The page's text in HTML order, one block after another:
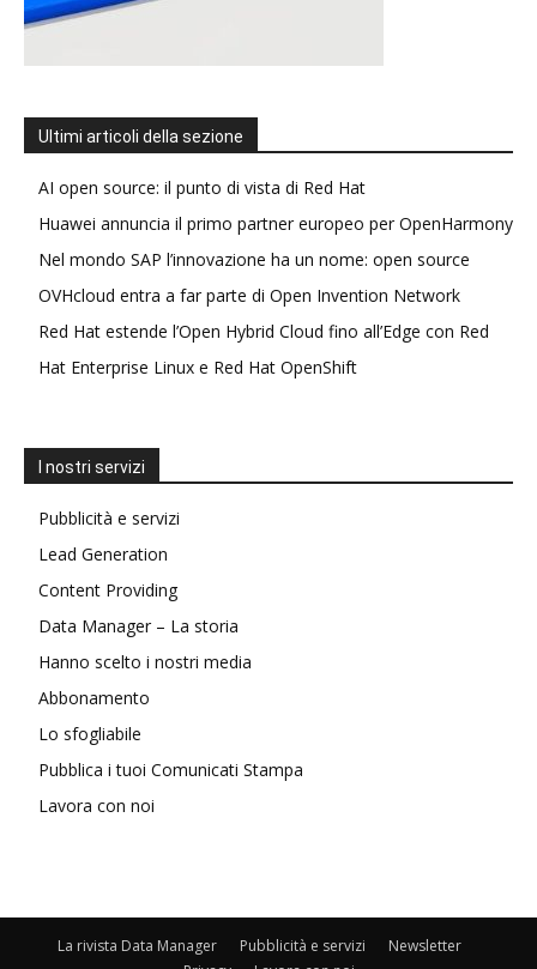
Ultimi articoli della sezione
AI open source: il punto di vista di Red Hat
Huawei annuncia il primo partner europeo per OpenHarmony
Nel mondo SAP l’innovazione ha un nome: open source
OVHcloud entra a far parte di Open Invention Network
Red Hat estende l’Open Hybrid Cloud fino all’Edge con Red
Hat Enterprise Linux e Red Hat OpenShift
I nostri servizi
Pubblicità e servizi
Lead Generation
Content Providing
Data Manager – La storia
Hanno scelto i nostri media
Abbonamento
Lo sfogliabile
Pubblica i tuoi Comunicati Stampa
Lavora con noi
La rivista Data Manager Pubblicità e servizi
Newsletter